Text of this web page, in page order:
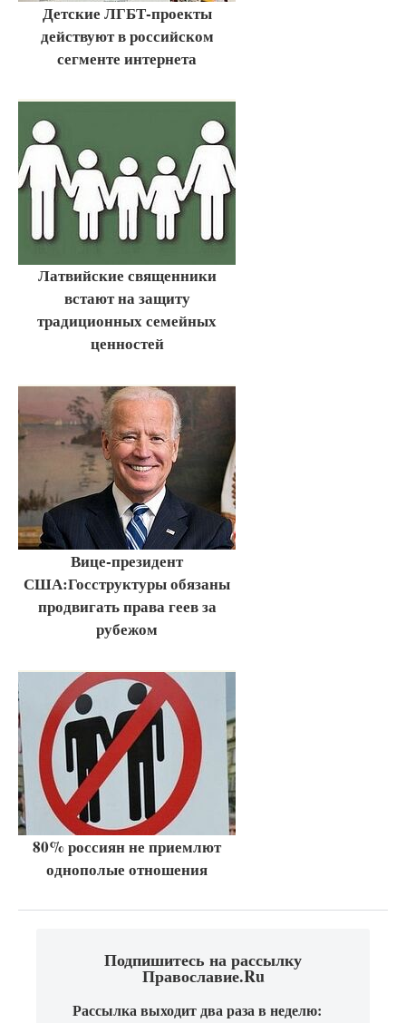
Детские ЛГБТ-проекты
действуют в российском
сегменте интернета
Латвийские священники
встают на защиту
традиционных семейных
ценностей
Вице-президент
США:Госструктуры обязаны
продвигать права геев за
рубежом
80% россиян не приемлют
однополые отношения
Подпишитесь на рассылку
Православие.Ru
Рассылка выходит два раза в неделю: